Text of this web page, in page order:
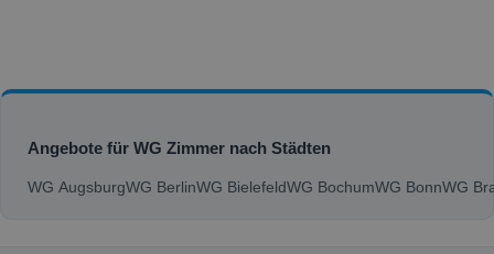
Angebote für WG Zimmer nach Städten
WG AugsburgWG BerlinWG BielefeldWG BochumWG BonnWG